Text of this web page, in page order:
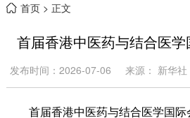
首页> 正文
首届香港中医药与结合医
发布时间：2026-07-06 来源： 新华社
首届香港中医药与结合医学国际